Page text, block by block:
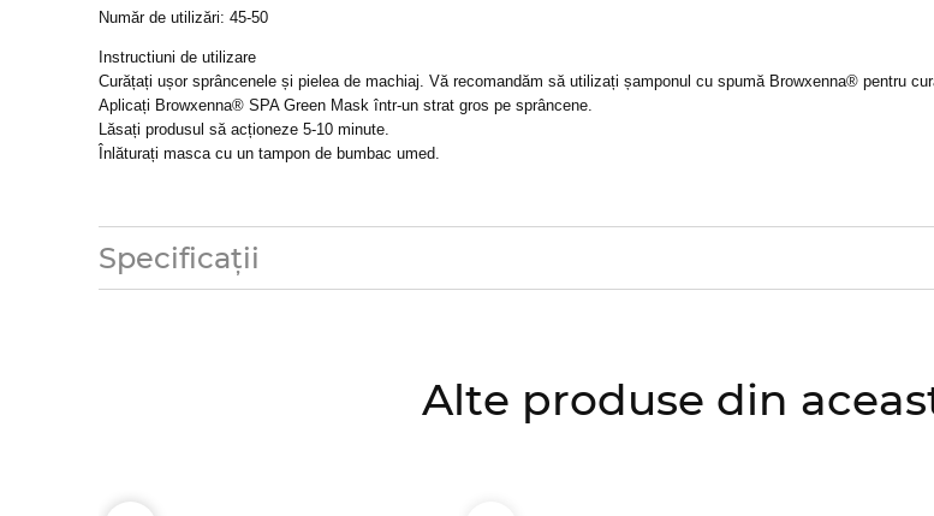
Număr de utilizări: 45-50
Instructiuni de utilizare
Curățați ușor sprâncenele și pielea de machiaj. Vă recomandăm să utilizați șamponul cu spumă Browxenna® pentru
Aplicați Browxenna® SPA Green Mask într-un strat gros pe sprâncene.
Lăsați produsul să acționeze 5-10 minute.
Înlăturați masca cu un tampon de bumbac umed.
Specificații
Alte produse din